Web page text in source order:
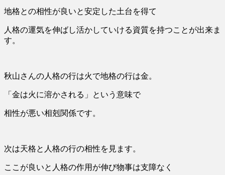
地格との相性が良いと安定した土台を得て
人格の運気を伸ばし活かしていける資質を持つことが出来ま
す。
秋山さんの人格の行は火で地格の行は金。
「金は火に溶かされる」という意味で
相性が悪い相剋関係です。
次は天格と人格の行の相性を見ます。
ここが良いと人格の作用が伸び物事は支障なく